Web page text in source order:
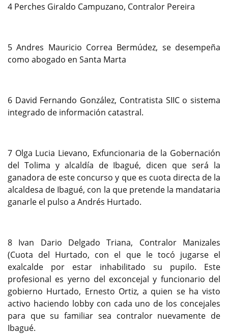
4 Perches Giraldo Campuzano, Contralor Pereira
5 Andres Mauricio Correa Bermúdez, se desempeña
como abogado en Santa Marta
6 David Fernando González, Contratista SIIC o sistema
integrado de información catastral.
7 Olga Lucia Lievano, Exfuncionaria de la Gobernación
del Tolima y alcaldía de Ibagué, dicen que será la
ganadora de este concurso y que es cuota directa de la
alcaldesa de Ibagué, con la que pretende la mandataria
ganarle el pulso a Andrés Hurtado.
8 Ivan Dario Delgado Triana, Contralor Manizales
(Cuota del Hurtado, con el que le tocó jugarse el
exalcalde por estar inhabilitado su pupilo. Este
profesional es yerno del exconcejal y funcionario del
gobierno Hurtado, Ernesto Ortiz, a quien se ha visto
activo haciendo lobby con cada uno de los concejales
para que su familiar sea contralor nuevamente de
Ibagué.